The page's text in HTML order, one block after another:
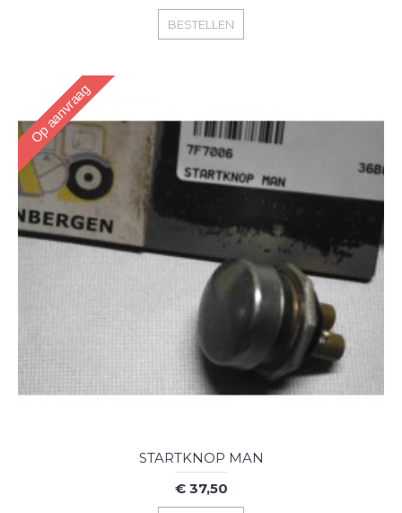
BESTELLEN
Op aanvraag
STARTKNOP MAN
€ 37,50